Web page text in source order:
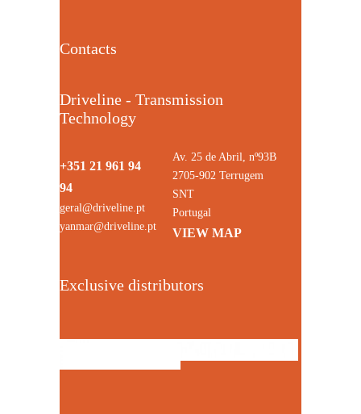
Contacts
Driveline - Transmission
Technology
+351 21 961 94
94
geral@driveline.pt
yanmar@driveline.pt
Av. 25 de Abril, nº93B
2705-902 Terrugem
SNT
Portugal
VIEW MAP
Exclusive distributors